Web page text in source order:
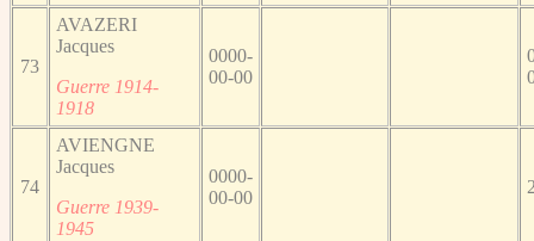
73
AVAZERI
Jacques
Guerre 1914-
1918
0000-
00-00
74
AVIENGNE
Jacques
Guerre 1939-
1945
0000-
00-00